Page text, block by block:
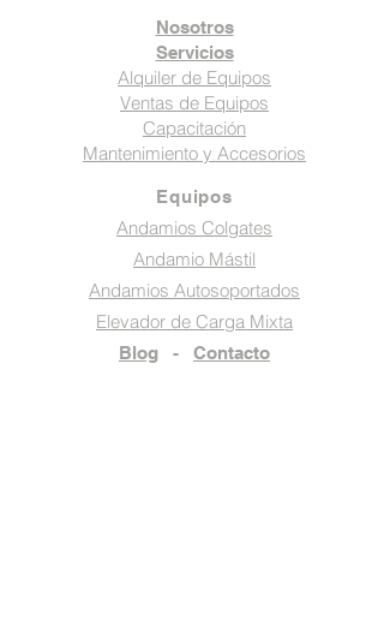
Nosotros
Servicios
Alquiler de Equipos
Ventas de Equipos
Capacitación
Mantenimiento y Accesorios
Equipos
Andamios Colgates
Andamio Mástil
Andamios Autosoportados
Elevador de Carga Mixta
Blog - Contacto